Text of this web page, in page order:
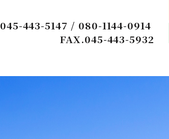
045-443-5147 / 080-1144-0914
FAX.045-443-5932